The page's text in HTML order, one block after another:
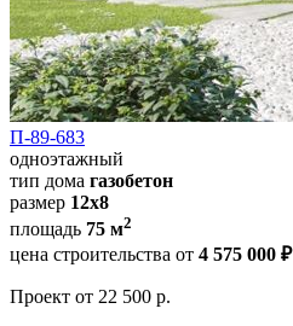
П-89-683
одноэтажный
тип дома газобетон
размер 12x8
площадь 75 м2
цена строительства от 4 575 000 ₽
Проект от 22 500 р.